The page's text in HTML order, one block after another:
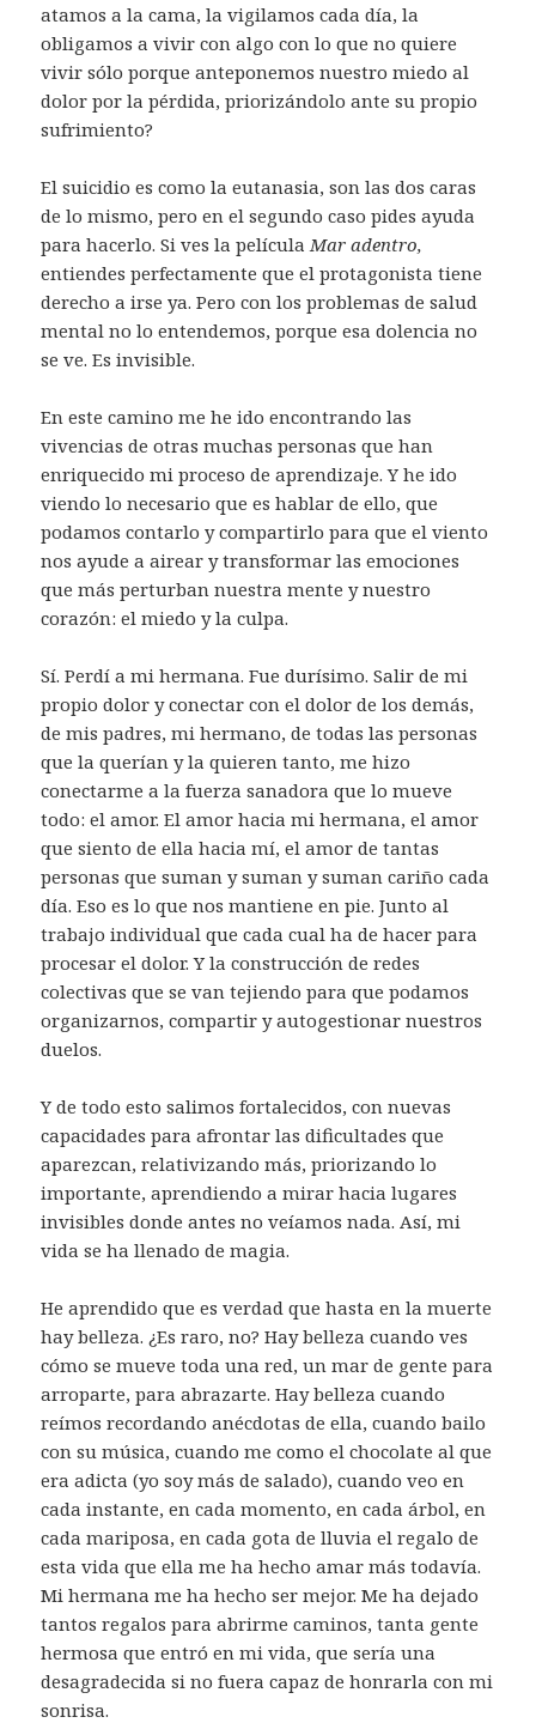
atamos a la cama, la vigilamos cada día, la
obligamos a vivir con algo con lo que no quiere
vivir sólo porque anteponemos nuestro miedo al
dolor por la pérdida, priorizándolo ante su propio
sufrimiento?
El suicidio es como la eutanasia, son las dos caras
de lo mismo, pero en el segundo caso pides ayuda
para hacerlo. Si ves la película Mar adentro,
entiendes perfectamente que el protagonista tiene
derecho a irse ya. Pero con los problemas de salud
mental no lo entendemos, porque esa dolencia no
se ve. Es invisible.
En este camino me he ido encontrando las
vivencias de otras muchas personas que han
enriquecido mi proceso de aprendizaje. Y he ido
viendo lo necesario que es hablar de ello, que
podamos contarlo y compartirlo para que el viento
nos ayude a airear y transformar las emociones
que más perturban nuestra mente y nuestro
corazón: el miedo y la culpa.
Sí. Perdí a mi hermana. Fue durísimo. Salir de mi
propio dolor y conectar con el dolor de los demás,
de mis padres, mi hermano, de todas las personas
que la querían y la quieren tanto, me hizo
conectarme a la fuerza sanadora que lo mueve
todo: el amor. El amor hacia mi hermana, el amor
que siento de ella hacia mí, el amor de tantas
personas que suman y suman y suman cariño cada
día. Eso es lo que nos mantiene en pie. Junto al
trabajo individual que cada cual ha de hacer para
procesar el dolor. Y la construcción de redes
colectivas que se van tejiendo para que podamos
organizarnos, compartir y autogestionar nuestros
duelos.
Y de todo esto salimos fortalecidos, con nuevas
capacidades para afrontar las dificultades que
aparezcan, relativizando más, priorizando lo
importante, aprendiendo a mirar hacia lugares
invisibles donde antes no veíamos nada. Así, mi
vida se ha llenado de magia.
He aprendido que es verdad que hasta en la muerte
hay belleza. ¿Es raro, no? Hay belleza cuando ves
cómo se mueve toda una red, un mar de gente para
arroparte, para abrazarte. Hay belleza cuando
reímos recordando anécdotas de ella, cuando bailo
con su música, cuando me como el chocolate al que
era adicta (yo soy más de salado), cuando veo en
cada instante, en cada momento, en cada árbol, en
cada mariposa, en cada gota de lluvia el regalo de
esta vida que ella me ha hecho amar más todavía.
Mi hermana me ha hecho ser mejor. Me ha dejado
tantos regalos para abrirme caminos, tanta gente
hermosa que entró en mi vida, que sería una
desagradecida si no fuera capaz de honrarla con mi
sonrisa.